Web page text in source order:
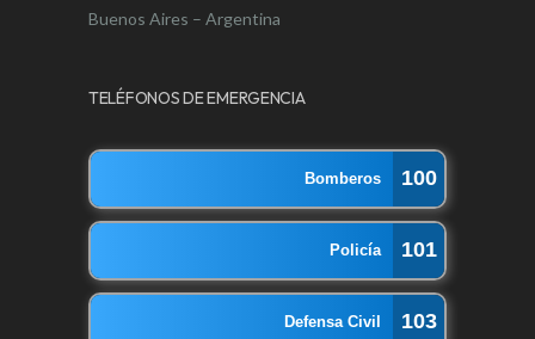
Buenos Aires – Argentina
TELÉFONOS DE EMERGENCIA
Bomberos 100
Policía 101
Defensa Civil 103